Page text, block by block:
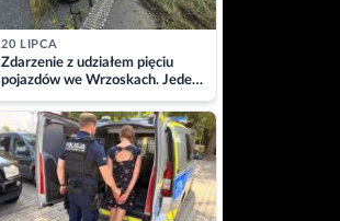
20 LIPCA
Zdarzenie z udziałem pięciu
pojazdów we Wrzoskach. Jeden
z kierowców zabrany w
kajdankach